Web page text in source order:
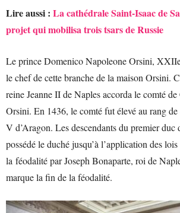
Lire aussi : La cathédrale Saint-Isaac de
projet qui mobilisa trois tsars de Russie
Le prince Domenico Napoleone Orsini,
le chef de cette branche de la maison Orsini.
reine Jeanne II de Naples accorda le comté
Orsini. En 1436, le comté fut élevé au rang
V d’Aragon. Les descendants du premier duc
possédé le duché jusqu’à l’application des
la féodalité par Joseph Bonaparte, roi de
marque la fin de la féodalité.